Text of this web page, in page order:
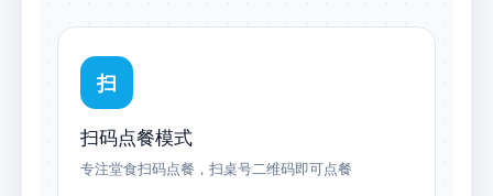
扫
扫码点餐模式
专注堂食扫码点餐，扫桌号二维码即可点餐